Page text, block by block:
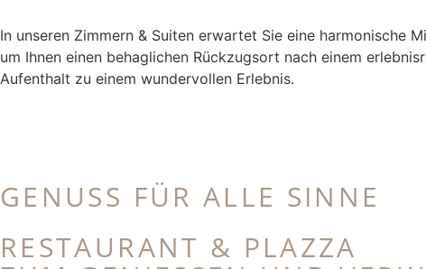
In unseren Zimmern & Suiten erwartet Sie eine
um Ihnen einen behaglichen Rückzugsort nach einem
Aufenthalt zu einem wundervollen Erlebnis.
GENUSS FÜR ALLE SINNE
RESTAURANT & PLAZZA